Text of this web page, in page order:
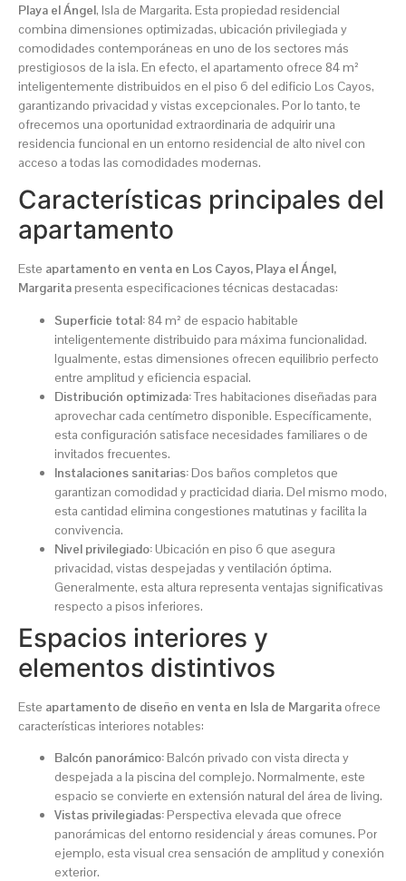
Playa el Ángel, Isla de Margarita. Esta propiedad residencial
combina dimensiones optimizadas, ubicación privilegiada y
comodidades contemporáneas en uno de los sectores más
prestigiosos de la isla. En efecto, el apartamento ofrece 84 m²
inteligentemente distribuidos en el piso 6 del edificio Los Cayos,
garantizando privacidad y vistas excepcionales. Por lo tanto, te
ofrecemos una oportunidad extraordinaria de adquirir una
residencia funcional en un entorno residencial de alto nivel con
acceso a todas las comodidades modernas.
Características principales del
apartamento
Este apartamento en venta en Los Cayos, Playa el Ángel,
Margaritapresenta especificaciones técnicas destacadas:
Superficie total: 84 m² de espacio habitable
inteligentemente distribuido para máxima funcionalidad.
Igualmente, estas dimensiones ofrecen equilibrio perfecto
entre amplitud y eficiencia espacial.
Distribución optimizada:Tres habitaciones diseñadas para
aprovechar cada centímetro disponible. Específicamente,
esta configuración satisface necesidades familiares o de
invitados frecuentes.
Instalaciones sanitarias:Dos baños completos que
garantizan comodidad y practicidad diaria. Del mismo modo,
esta cantidad elimina congestiones matutinas y facilita la
convivencia.
Nivel privilegiado:Ubicación en piso 6 que asegura
privacidad, vistas despejadas y ventilación óptima.
Generalmente, esta altura representa ventajas significativas
respecto a pisos inferiores.
Espacios interiores y
elementos distintivos
Este apartamento de diseño en venta en Isla de Margarita ofrece
características interiores notables:
Balcón panorámico:Balcón privado con vista directa y
despejada a la piscina del complejo. Normalmente, este
espacio se convierte en extensión natural del área de living.
Vistas privilegiadas:Perspectiva elevada que ofrece
panorámicas del entorno residencial y áreas comunes. Por
ejemplo, esta visual crea sensación de amplitud y conexión
exterior.